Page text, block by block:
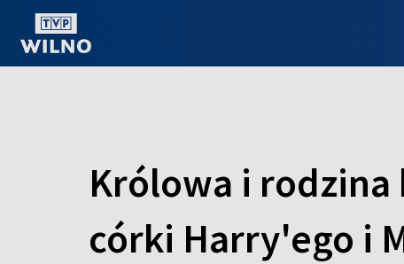
Królowa i
córki Harry'ego i